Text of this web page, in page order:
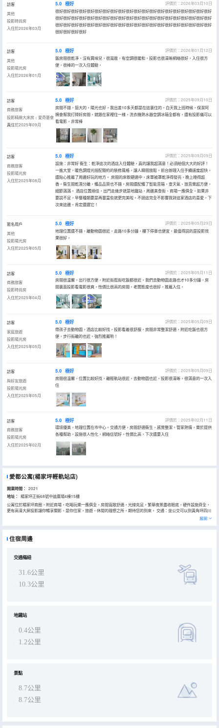
訪客
其他
投影時尚房
入住於2026年03月
5.0 極好
評價於：2026年03月10日
很好很好很好很好很好很好很好很好很好很好很好很好很好很好很好很好很好很好很好很好
很好很好很好很好很好很好很好很好很好很好很好很好很好很好很好很好很好很好很好很好
很好很好很好很好很好很好很好很好很好很好很好很好很好很好很好很好很好很好很好很好
很好很好很好很好
訪客
其他
投影陽光房
入住於2026年01月
5.0 極好
評價於：2026年01月12日
飯房間很乾凈，沒有異味兒，很寬敞，有空調很暖和，投影也很清晰網絡很好，入住很方
便，很棒的一次入住體驗，
訪客
商務旅客
投影精緻大床房﹙愛奇藝會
員﹚
入住於2025年09月
5.0 極好
評價於：2025年09月10日
房間不錯，挺大的，陽光也好，我出差10多天都是在這裏住的，白天我上班時候，保潔阿
姨會幫我打掃好房間，就跟在家裡住一樣，洗衣機熱水器空調冰箱全都有，還有投影儀可以
看電影，非常棒
訪客
商務旅客
投影陽光房
入住於2025年08月
5.0 極好
評價於：2025年09月09日
設施：非常好 衞生：乾淨這次的酒店入住體驗，真的讓我超滿意！必須給個大大的好評！
一進大堂，暖色調燈光搭配簡約的裝修風格，讓人瞬間放鬆。前台辦理入住手續速度超快，
還貼心推薦了周邊好玩的地方。 房間的床軟硬適中，床單被罩乾淨得發亮，晚上睡得超
香。衞生間乾濕分離，備品品質也不錯。房間還配備了智能音箱，查天氣、放音樂超方便，
細節滿滿。 酒店位置絕佳，出門走幾步就是地鐵站，周邊美食街、商場一應俱全。如果非
要説不足，早餐種類要是再豐富些就更完美啦。不過這完全不影響我對這家酒店的喜愛，下
次來這邊，肯定還選它！
匿名用戶
其他
投影陽光房
入住於2025年05月
5.0 極好
評價於：2025年05月29日
地理位置還不錯，離動物園很近，走路10多分鐘，樓下停車也便宜，最值得説的是投影效
果很好，
訪客
商務旅客
投影時尚房
入住於2025年04月
5.0 極好
評價於：2025年05月11日
房間很温馨，出行很方便，附近街逛街吃飯都很近，我們去動物園走路也才10多分鐘，房
間裏面投影看電影很爽，性價比很高的房間，老闆態度也很好，推薦入住，
訪客
家庭旅遊
投影陽光房
入住於2025年05月
5.0 極好
評價於：2025年05月09日
帶孩子去動物園，酒店比較好找，投影看着很舒服，房間非常整潔舒適，附近吃飯也很方
便，步行街離的也近。強烈推薦喲！
訪客
與好友旅遊
投影陽光房
入住於2025年05月
5.0 極好
評價於：2025年05月09日
房間很温馨，位置比較好找，離輕軌站很近，去動物園也近，投影很清晰，很滿意的一次入
住
訪客
商務旅客
投影陽光房
入住於2025年02月
5.0 極好
評價於：2025年02月11日
環境優美，地理位置在市中心。交通方便，房間舒適衞生，感覺整潔。管家熱情，樂於提供
各種幫助，設施很人性化，網絡信號好。性價比高，下次還要入住
愛都公寓(楊家坪輕軌站店)
開業時間： 2021
地址：
楊家坪正街68號中迪廣場4棟15樓
公寓位於楊家坪商圈，附近商場，吃喝玩樂一應俱全，房間寬敞舒適，光線充足，繁華夜景盡收眼底，硬件設施齊全，
更有高清大屏投影讓你暢享關影，是你住家，旅遊，休閒的理想之所，期待您的到來。 交通：坐公交可以到黃角坪四川
美院，塗鴉一條街，大廈4樓有鍾書閣，旁邊輕軌2號線約30分鐘可以到李子壩臨江門解放碑，來福士，洪崖洞，距離機
展開
住宿周邊
交通樞紐
31.6公里
10.3公里
地鐵站
0.4公里
1.2公里
景點
8.7公里
8.7公里